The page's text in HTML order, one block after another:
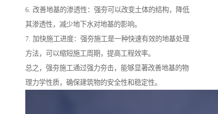
6. 改善地基的渗透性：强夯可以改变土体的结构，降低
其渗透性，减少地下水对地基的影响。
7. 加快施工进度：强夯施工是一种快速有效的地基处理
方法，可以缩短施工周期，提高工程效率。
总之，强夯施工通过强力夯击，能够显著改善地基的物
理力学性质，确保建筑物的安全性和稳定性。